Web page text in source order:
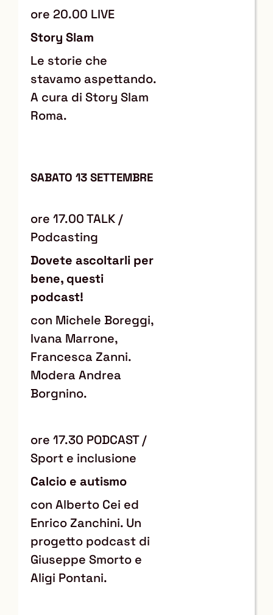
ore 20.00 LIVE
Story Slam
Le storie che
stavamo aspettando.
A cura di Story Slam
Roma.
SABATO 13 SETTEMBRE
ore 17.00 TALK /
Podcasting
Dovete ascoltarli per
bene, questi
podcast!
con Michele Boreggi,
Ivana Marrone,
Francesca Zanni.
Modera Andrea
Borgnino.
ore 17.30 PODCAST /
Sport e inclusione
Calcio e autismo
con Alberto Cei ed
Enrico Zanchini. Un
progetto podcast di
Giuseppe Smorto e
Aligi Pontani.